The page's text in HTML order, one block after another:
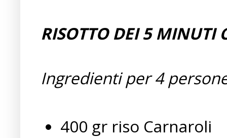
RISOTTO DEI 5 MINUTI
Ingredienti per 4
400 gr riso Carnaroli